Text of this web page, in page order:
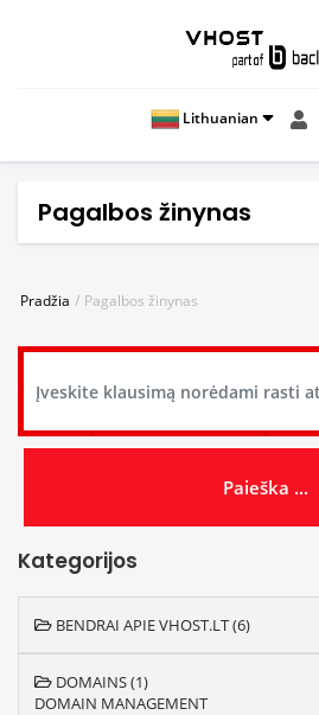
Lithuanian
Pagalbos žinynas
Pradžia Pagalbos žinynas
Kategorijos
BENDRAI APIE VHOST.LT (6)
DOMAINS (1)
DOMAIN MANAGEMENT